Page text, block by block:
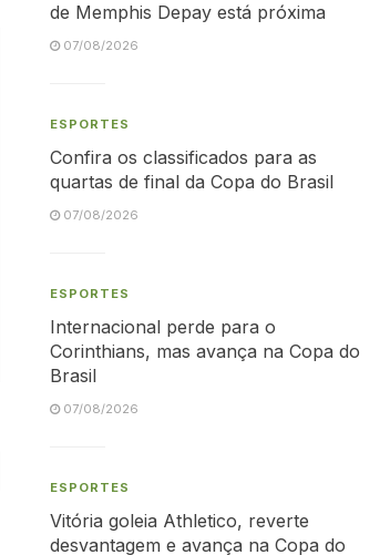
de Memphis Depay está próxima
07/08/2026
ESPORTES
Confira os classificados para as
quartas de final da Copa do Brasil
07/08/2026
ESPORTES
Internacional perde para o
Corinthians, mas avança na Copa do
Brasil
07/08/2026
ESPORTES
Vitória goleia Athletico, reverte
desvantagem e avança na Copa do